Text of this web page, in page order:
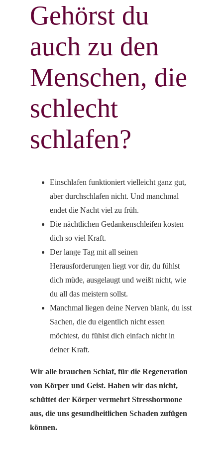
Gehörst du
auch zu den
Menschen, die
schlecht
schlafen?
Einschlafen funktioniert vielleicht ganz gut,
aber durchschlafen nicht. Und manchmal
endet die Nacht viel zu früh.
Die nächtlichen Gedankenschleifen kosten
dich so viel Kraft.
Der lange Tag mit all seinen
Herausforderungen liegt vor dir, du fühlst
dich müde, ausgelaugt und weißt nicht, wie
du all das meistern sollst.
Manchmal liegen deine Nerven blank, du isst
Sachen, die du eigentlich nicht essen
möchtest, du fühlst dich einfach nicht in
deiner Kraft.
Wir alle brauchen Schlaf, für die Regeneration
von Körper und Geist. Haben wir das nicht,
schüttet der Körper vermehrt Stresshormone
aus, die uns gesundheitlichen Schaden zufügen
können.